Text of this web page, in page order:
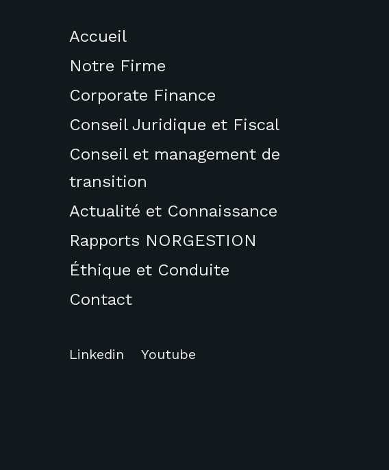
Accueil
Notre Firme
Corporate Finance
Conseil Juridique et Fiscal
Conseil et management de
transition
Actualité et Connaissance
Rapports NORGESTION
Éthique et Conduite
Contact
Linkedin Youtube